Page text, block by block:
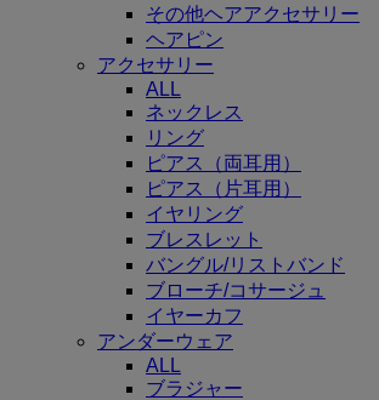
その他ヘアアクセサリー
ヘアピン
アクセサリー
ALL
ネックレス
リング
ピアス（両耳用）
ピアス（片耳用）
イヤリング
ブレスレット
バングル/リストバンド
ブローチ/コサージュ
イヤーカフ
アンダーウェア
ALL
ブラジャー